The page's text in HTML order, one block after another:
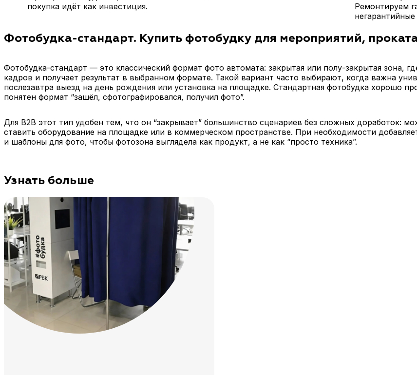
покупка идёт как инвестиция.
Ремонтируем
негарантийные
Фотобудка-стандарт. Купить фотобудку для мероприятий,
Фотобудка-стандарт — это классический формат фото автомата: закрытая или полу-закрытая зона,
кадров и получает результат в выбранном формате. Такой вариант часто выбирают, когда важна
послезавтра выезд на день рождения или установка на площадке. Стандартная фотобудка хорошо
понятен формат “зашёл, сфотографировался, получил фото”.
Для B2B этот тип удобен тем, что он “закрывает” большинство сценариев без сложных доработок:
ставить оборудование на площадке или в коммерческом пространстве. При необходимости
и шаблоны для фото, чтобы фотозона выглядела как продукт, а не как “просто техника”.
Узнать больше